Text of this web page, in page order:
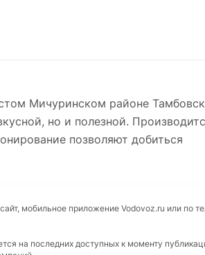
Мичуринском районе
но и полезной.
позволяют добиться
мобильное приложение Vodovoz.ru или по
на последних доступных к моменту